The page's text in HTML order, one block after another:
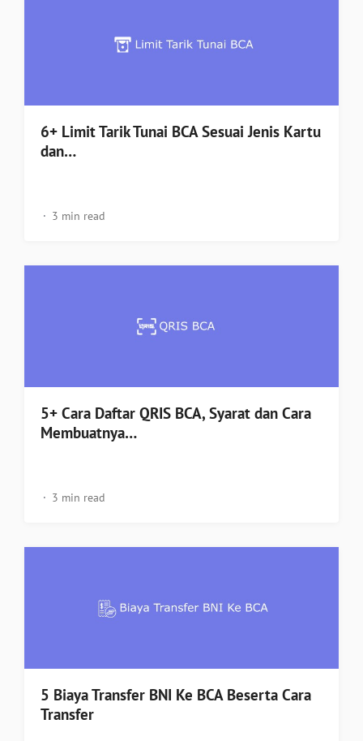
6+ Limit Tarik Tunai BCA Sesuai Jenis Kartu
dan…
3 min read
5+ Cara Daftar QRIS BCA, Syarat dan Cara
Membuatnya…
3 min read
5 Biaya Transfer BNI Ke BCA Beserta Cara
Transfer